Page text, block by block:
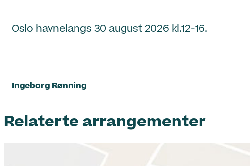
Oslo havnelangs 30 august 2026 kl.12-16.
Ingeborg Rønning
Relaterte arrangementer